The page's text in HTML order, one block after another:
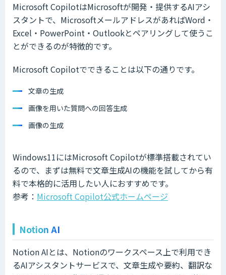
Microsoft CopilotはMicrosoftが開発・提供するAIアシ
スタントで、MicrosoftメールアドレスがあればWord・
Excel・PowerPoint・Outlookとペアリングして使うこ
とができるのが特徴的です。
Microsoft Copilotでできることは以下の通りです。
文章の生成
画像を用いた質問への回答生成
画像の生成
Windows11にはMicrosoft Copilotが標準搭載されてい
るので、まずは無料で文章生成AIの機能を試してから有
料で本格的に活用したい人におすすめです。
参考： Microsoft Copilot公式ホームページ
Notion AI
Notion AIとは、Notionのワークスペース上で利用でき
るAIアシスタントサービスで、文章生成や要約、翻訳な